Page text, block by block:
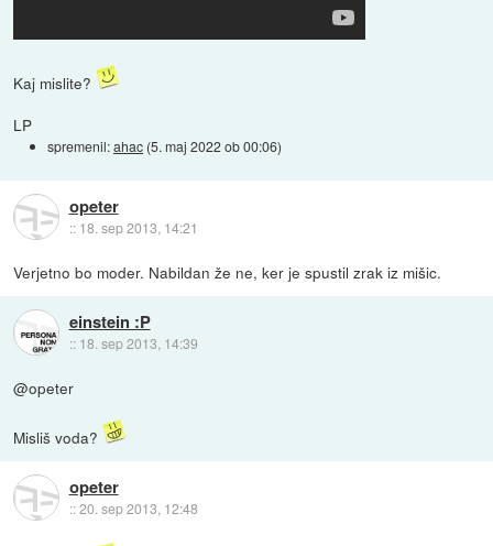
Kaj mislite?
LP
spremenil:ahac (5. maj 2022 ob 00:06)
opeter
:: 18. sep 2013, 14:21
Verjetno bo moder. Nabildan že ne, ker je spustil zrak iz mišic.
einstein :P
:: 18. sep 2013, 14:39
@opeter
Misliš voda?
opeter
::20. sep 2013, 12:48